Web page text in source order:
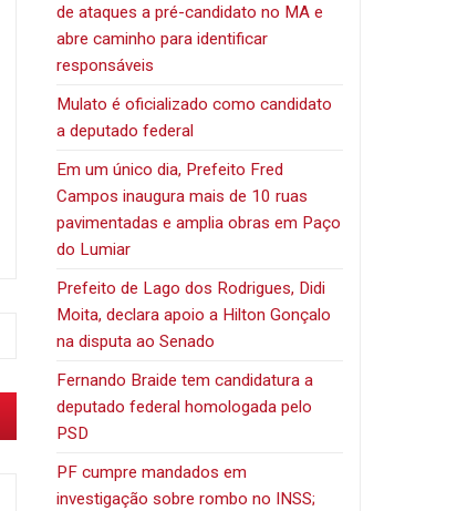
de ataques a pré-candidato no MA e
abre caminho para identificar
responsáveis
Mulato é oficializado como candidato
a deputado federal
Em um único dia, Prefeito Fred
Campos inaugura mais de 10 ruas
pavimentadas e amplia obras em Paço
do Lumiar
Prefeito de Lago dos Rodrigues, Didi
Moita, declara apoio a Hilton Gonçalo
na disputa ao Senado
Fernando Braide tem candidatura a
deputado federal homologada pelo
PSD
PF cumpre mandados em
investigação sobre rombo no INSS;